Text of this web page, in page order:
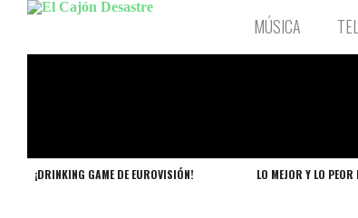
MÚSICA
¡DRINKING GAME DE EUROVISIÓN! LO MEJOR Y LO PEOR